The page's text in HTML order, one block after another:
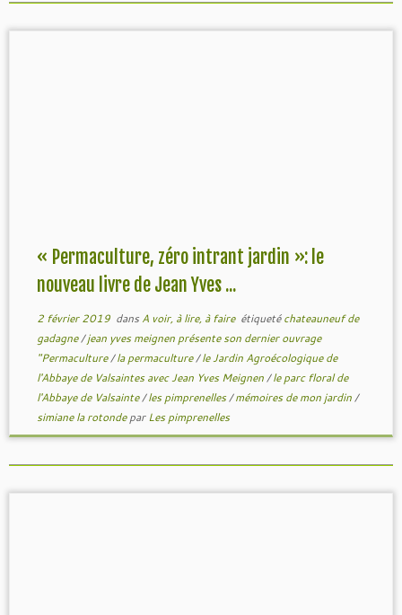
« Permaculture, zéro intrant jardin »: le
nouveau livre de Jean Yves ...
2 février 2019dans A voir, à lire, à faire étiquetéchateauneuf de
gadagne/jean yves meignen présente son dernier ouvrage
"Permaculture/la permaculture/le Jardin Agroécologique de
l'Abbaye de Valsaintes avec Jean Yves Meignen/le parc floral de
l'Abbaye de Valsainte/les pimprenelles/mémoires de mon jardin/
simiane la rotondeparLes pimprenelles